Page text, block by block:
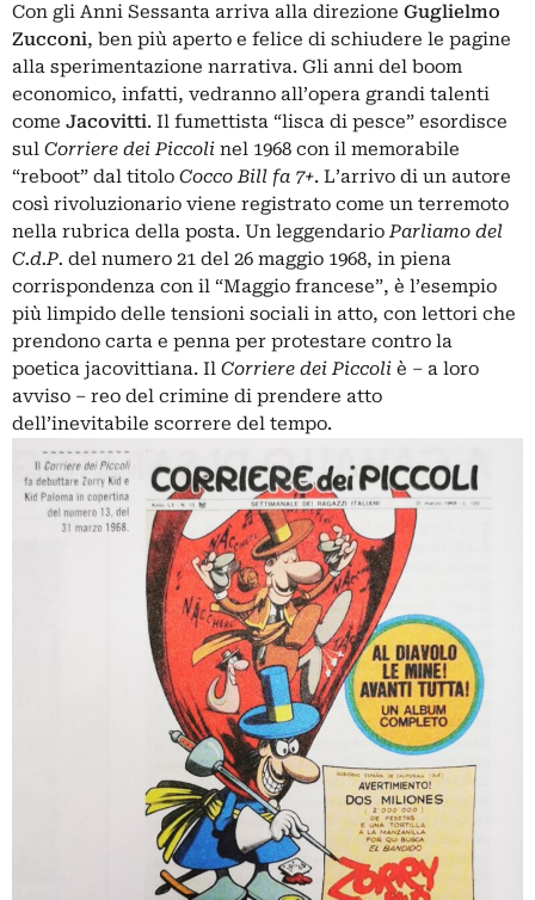
Con gli Anni Sessanta arriva alla direzione Guglielmo
Zucconi, ben più aperto e felice di schiudere le pagine
alla sperimentazione narrativa. Gli anni del boom
economico, infatti, vedranno all’opera grandi talenti
come Jacovitti. Il fumettista “lisca di pesce” esordisce
sul Corriere dei Piccoli nel 1968 con il memorabile
“reboot” dal titolo Cocco Bill fa 7+. L’arrivo di un autore
così rivoluzionario viene registrato come un terremoto
nella rubrica della posta. Un leggendarioParliamo del
C.d.P. del numero 21 del 26 maggio 1968, in piena
corrispondenza con il “Maggio francese”, è l’esempio
più limpido delle tensioni sociali in atto, con lettori che
prendono carta e penna per protestare contro la
poetica jacovittiana. Il Corriere dei Piccoli è – a loro
avviso – reo del crimine di prendere atto
dell’inevitabile scorrere del tempo.